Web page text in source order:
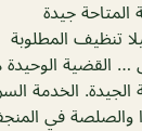
المتاحة جيدة
تنظيف المطلوبة
… القضية
الجيدة. الخدمة
في